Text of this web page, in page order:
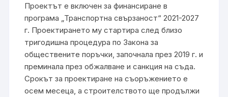
Проектът е включен за финансиране в
програма „Транспортна свързаност“ 2021-2027
г. Проектирането му стартира след близо
тригодишна процедура по Закона за
обществените поръчки, започнала през 2019 г. и
преминала през обжалване и санкция на съда.
Срокът за проектиране на съоръжението е
осем месеца, а строителството ще продължи